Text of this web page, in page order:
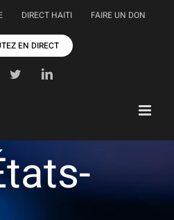
DIRECT HAITI FAIRE UN DON
EN DIRECT
TwitterLinkedIn